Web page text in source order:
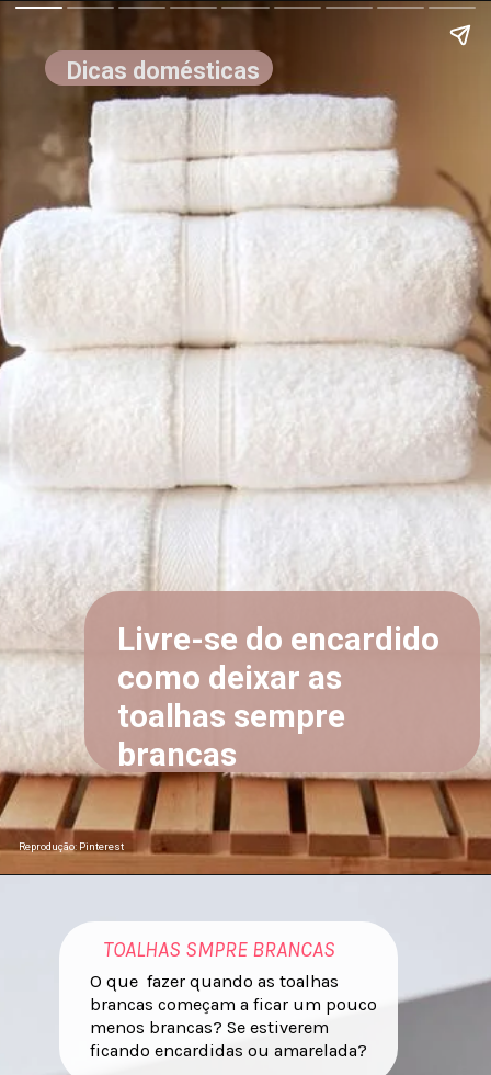
Reprodução: Pinterest
Dicas domésticas
Livre-se do encardido
como deixar as
toalhas sempre
brancas
TOALHAS SMPRE BRANCAS
O que fazer quando as toalhas
brancas começam a ficar um pouco
menos brancas? Se estiverem
ficando encardidas ou amarelada?